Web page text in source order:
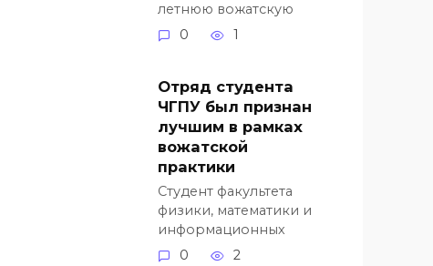
летнюю вожатскую
0
1
Отряд студента
ЧГПУ был признан
лучшим в рамках
вожатской
практики
Студент факультета
физики, математики и
информационных
0
2